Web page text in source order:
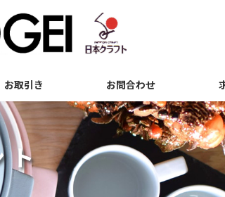
お取引き お問合わせ
ト